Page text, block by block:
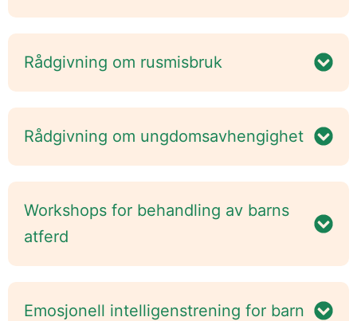
Rådgivning om rusmisbruk
Rådgivning om ungdomsavhengighet
Workshops for behandling av barns
atferd
Emosjonell intelligenstrening for barn